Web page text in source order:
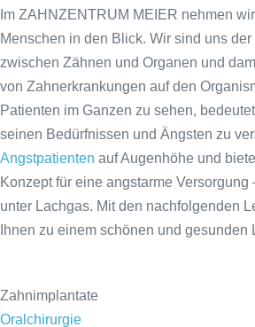
Im ZAHNZENTRUM MEIER nehmen
Menschen in den Blick. Wir sind uns
zwischen Zähnen und Organen und
von Zahnerkrankungen auf den
Patienten im Ganzen zu sehen,
seinen Bedürfnissen und Ängsten zu
Angstpatienten auf Augenhöhe und
Konzept für eine angstarme Versorgung
unter Lachgas. Mit den nachfolgenden
Ihnen zu einem schönen und gesunden
Zahnimplantate
Oralchirurgie